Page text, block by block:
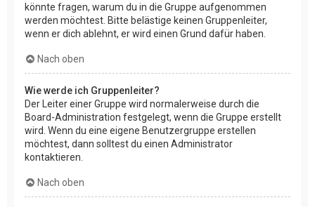
könnte fragen, warum du in die Gruppe aufgenommen
werden möchtest. Bitte belästige keinen Gruppenleiter,
wenn er dich ablehnt, er wird einen Grund dafür haben.
Nach oben
Wie werde ich Gruppenleiter?
Der Leiter einer Gruppe wird normalerweise durch die
Board-Administration festgelegt, wenn die Gruppe erstellt
wird. Wenn du eine eigene Benutzergruppe erstellen
möchtest, dann solltest du einen Administrator
kontaktieren.
Nach oben